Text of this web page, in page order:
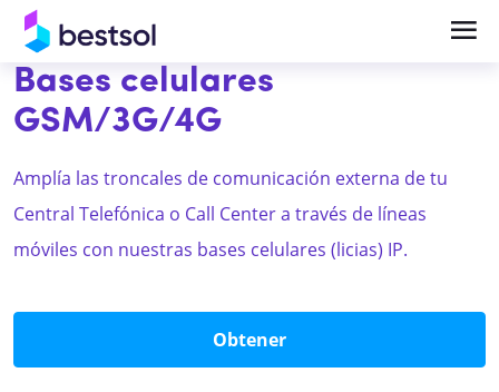
Soluciones
Telefonía en la Nube y UCaaS Empresarial
Empresariales
Productos
Centrales Telefónicas
Bases celulares
GSM/3G/4G
Amplía las troncales de comunicación externa de tu
Central Telefónica o Call Center a través de líneas
móviles con nuestras bases celulares (licias) IP.
Obtener